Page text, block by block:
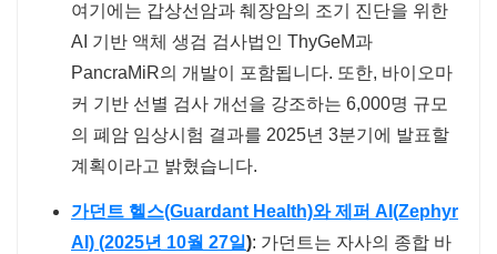
여기에는 갑상선암과 췌장암의 조기 진단을 위한
AI 기반 액체 생검 검사법인 ThyGeM과
PancraMiR의 개발이 포함됩니다. 또한, 바이오마
커 기반 선별 검사 개선을 강조하는 6,000명 규모
의 폐암 임상시험 결과를 2025년 3분기에 발표할
계획이라고 밝혔습니다.
가던트 헬스(Guardant Health)와 제퍼 AI(Zephyr
AI) (2025년 10월 27일): 가던트는 자사의 종합 바